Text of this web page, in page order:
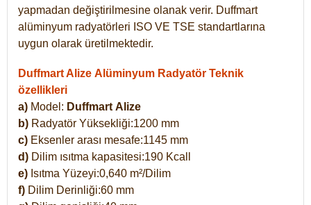
yapmadan değiştirilmesine olanak verir. Duffmart
alüminyum radyatörleri ISO VE TSE standartlarına
uygun olarak üretilmektedir.
Duffmart Alize Alüminyum Radyatör Teknik
özellikleri
a) Model: Duffmart Alize
b) Radyatör Yüksekliği:1200 mm
c) Eksenler arası mesafe:1145 mm
d) Dilim ısıtma kapasitesi:190 Kcall
e) Isıtma Yüzeyi:0,640 m²/Dilim
f) Dilim Derinliği:60 mm